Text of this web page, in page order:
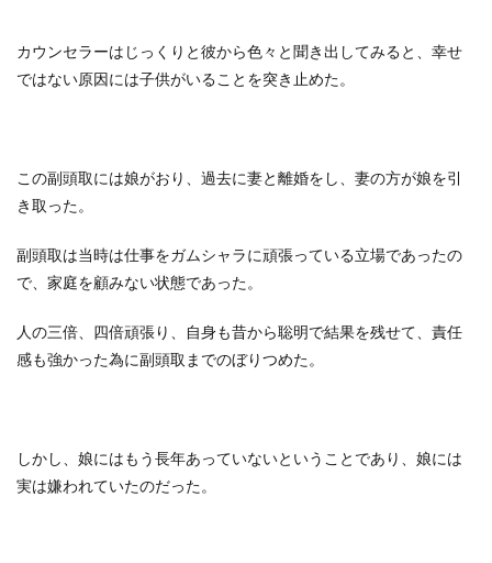
カウンセラーはじっくりと彼から色々と聞き出してみると、幸せ
ではない原因には子供がいることを突き止めた。
この副頭取には娘がおり、過去に妻と離婚をし、妻の方が娘を引
き取った。
副頭取は当時は仕事をガムシャラに頑張っている立場であったの
で、家庭を顧みない状態であった。
人の三倍、四倍頑張り、自身も昔から聡明で結果を残せて、責任
感も強かった為に副頭取までのぼりつめた。
しかし、娘にはもう長年あっていないということであり、娘には
実は嫌われていたのだった。